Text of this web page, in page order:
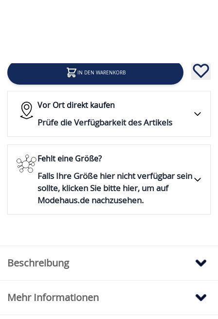
IN DEN WARENKORB
Vor Ort direkt kaufen
Prüfe die Verfügbarkeit des Artikels
Fehlt eine Größe?
Falls Ihre Größe hier nicht verfügbar sein
sollte, klicken Sie bitte hier, um auf
Modehaus.de nachzusehen.
Beschreibung
Mehr Informationen